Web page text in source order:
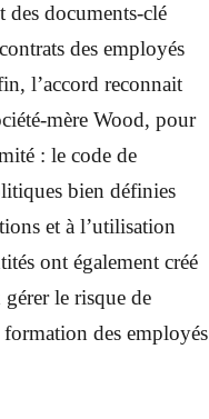
des documents-clé
des employés
l’accord reconnait
mère Wood, pour
: le code de
bien définies
et à l’utilisation
ont également créé
le risque de
des employés